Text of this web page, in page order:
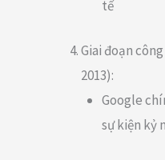
tế
Giai đoạn
2013):
Google
sự kiện kỷ